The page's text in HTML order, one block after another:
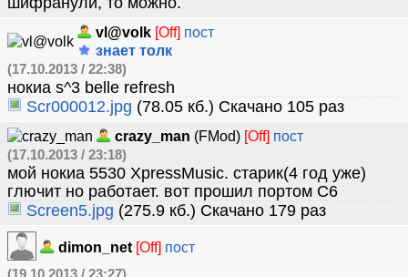
vl@volk [Off] пост
знает толк
(17.10.2013 / 22:38)
нокиа s^3 belle refresh
Scr000012.jpg (78.05 кб.) Скачано 105 раз
crazy_man (FMod) [Off] пост
(17.10.2013 / 23:18)
мой нокиа 5530 XpressMusic. старик(4 год уже)
глючит но работает. вот прошил портом C6
Screen5.jpg (275.9 кб.) Скачано 179 раз
dimon_net [Off] пост